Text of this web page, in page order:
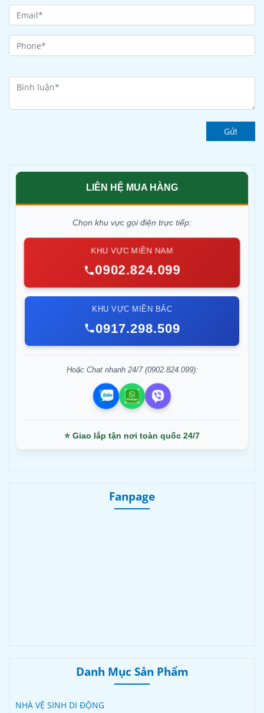
Gửi
LIÊN HỆ MUA HÀNG
Chọn khu vực gọi điện trực tiếp:
KHU VỰC MIỀN NAM
0902.824.099
KHU VỰC MIỀN BẮC
0917.298.509
Hoặc Chat nhanh 24/7 (0902.824.099):
⭐ Giao lắp tận nơi toàn quốc 24/7
Fanpage
Danh Mục Sản Phẩm
NHÀ VỆ SINH DI ĐỘNG